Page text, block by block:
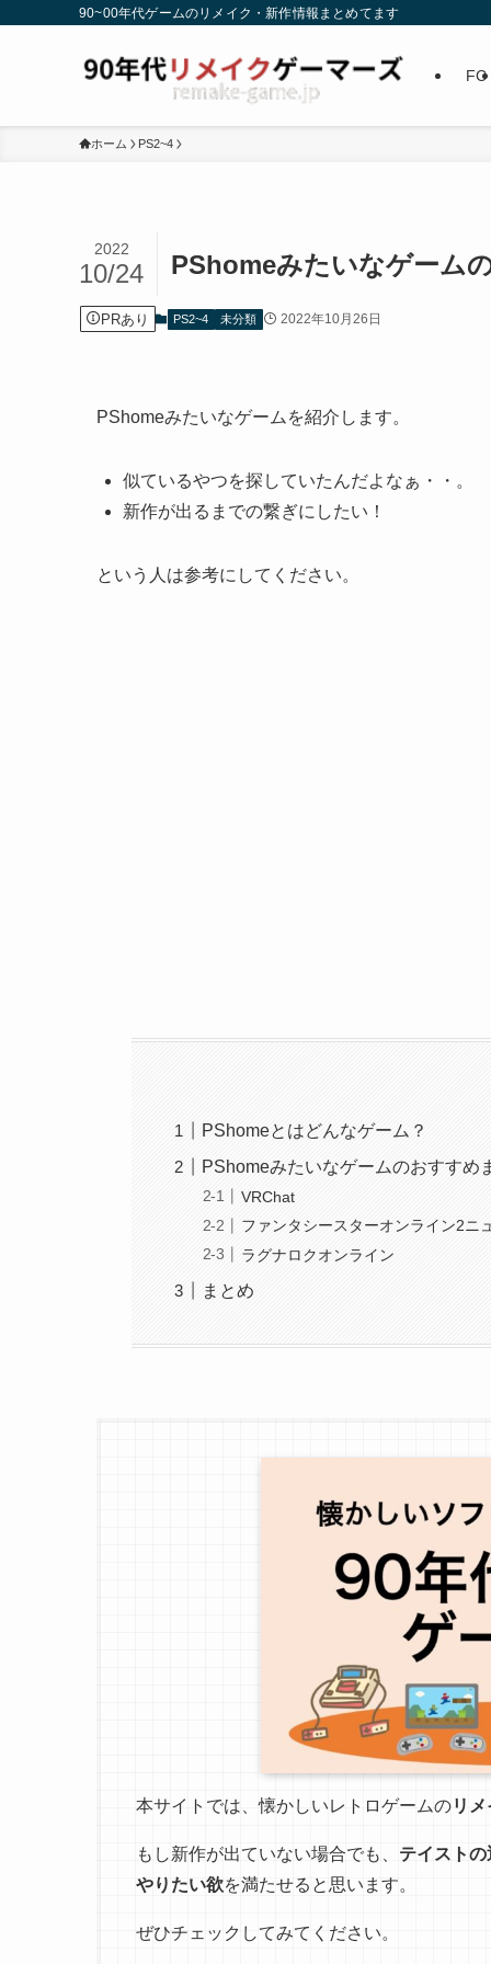
90~00年代ゲームのリメイク・新作情報まとめてます
FC
ホーム PS2~4
PShomeみたいなゲーム
2022
10/24
PRあり PS2~4 未分類 2022年10月26日
PShomeみたいなゲームを紹介します。
似ているやつを探していたんだよなぁ・・。
新作が出るまでの繋ぎにしたい！
という人は参考にしてください。
PShomeとはどんなゲーム？
PShomeみたいなゲームのおすすめ
VRChat
ファンタシースターオンライン2ニ
ラグナロクオンライン
まとめ
本サイトでは、懐かしいレトロゲームのリ
もし新作が出ていない場合でも、 テイスト
やりたい欲を満たせると思います。
ぜひチェックしてみてください。